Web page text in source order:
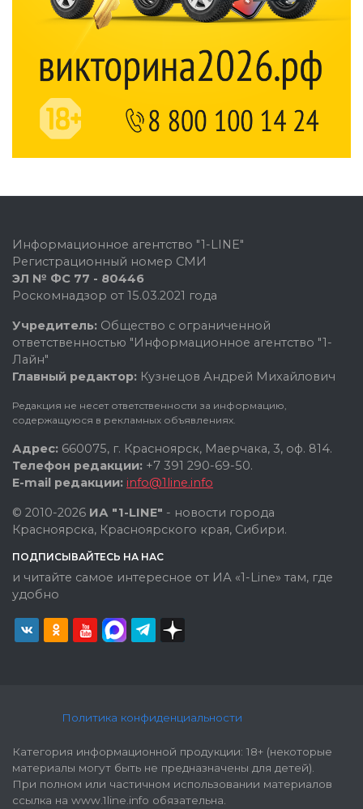
Информационное агентство "1-LINE"
Регистрационный номер СМИ
ЭЛ № ФС 77 - 80446
Роскомнадзор от 15.03.2021 года
Учредитель: Общество с ограниченной
ответственностью "Информационное агентство "1-
Лайн"
Главный редактор: Кузнецов Андрей Михайлович
Редакция не несет ответственности за информацию,
содержащуюся в рекламных объявлениях.
Адрес: 660075, г. Красноярск, Маерчака, 3, оф. 814.
Телефон редакции: +7 391 290-69-50.
E-mail редакции: info@1line.info
© 2010-2026 ИА "1-LINE" - новости города
Красноярска, Красноярского края, Сибири.
ПОДПИСЫВАЙТЕСЬ НА НАС
и читайте самое интересное от ИА «1-Line» там, где
удобно
Политика конфиденциальности
Категория информационной продукции: 18+ (некоторые
материалы могут быть не предназначены для детей).
При полном или частичном использовании материалов
ссылка на www.1line.info обязательна.